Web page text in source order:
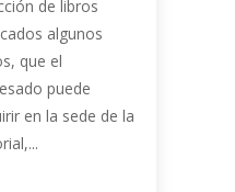
de libros
algunos
que el
puede
en la sede de la